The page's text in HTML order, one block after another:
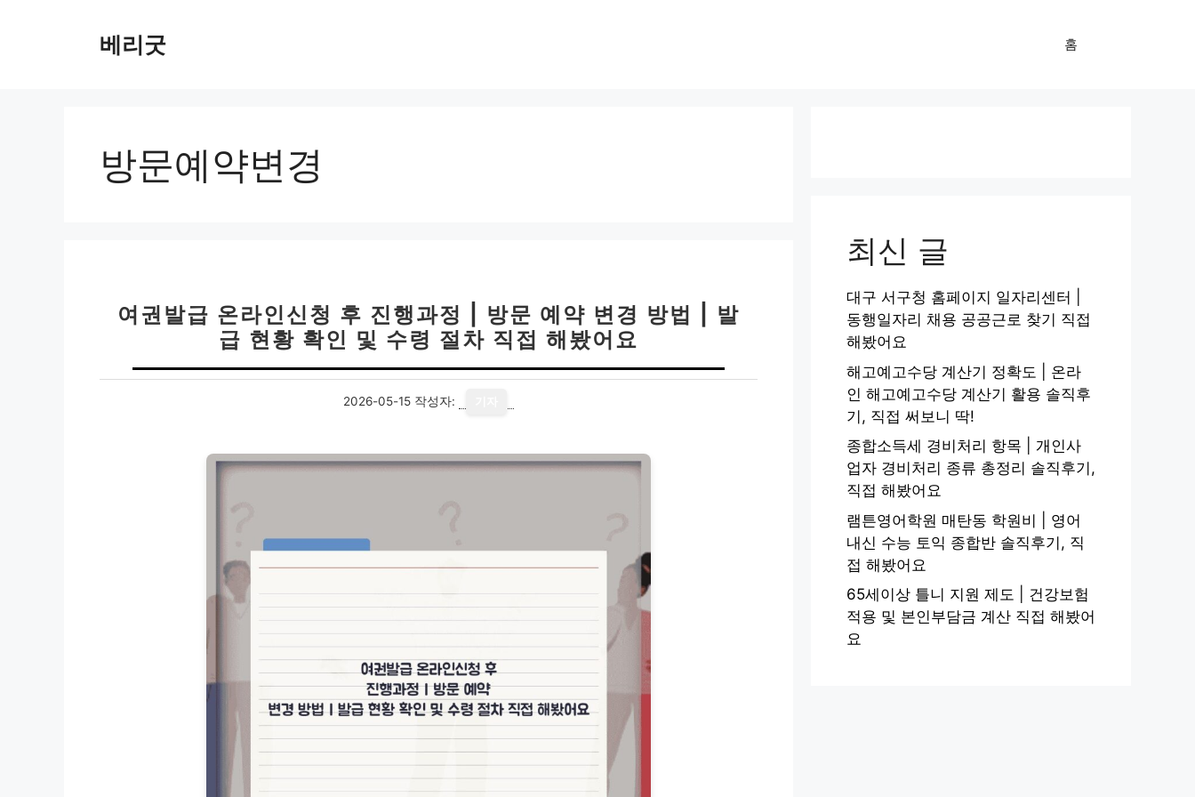
베리굿 홈
방문예약변경
여권발급 온라인신청 후 진행과정 | 방문 예약 변경 방법 | 발
급 현황 확인 및 수령 절차 직접 해봤어요
2026-05-15 작성자:
최신 글
대구 서구청 홈페이지 일자리센터 |
동행일자리 채용 공공근로 찾기 직접
해봤어요
해고예고수당 계산기 정확도 | 온라
인 해고예고수당 계산기 활용 솔직후
기, 직접 써보니 딱!
종합소득세 경비처리 항목 | 개인사
업자 경비처리 종류 총정리 솔직후기,
직접 해봤어요
램튼영어학원 매탄동 학원비 | 영어
내신 수능 토익 종합반 솔직후기, 직
접 해봤어요
65세이상 틀니 지원 제도 | 건강보험
적용 및 본인부담금 계산 직접 해봤어
요